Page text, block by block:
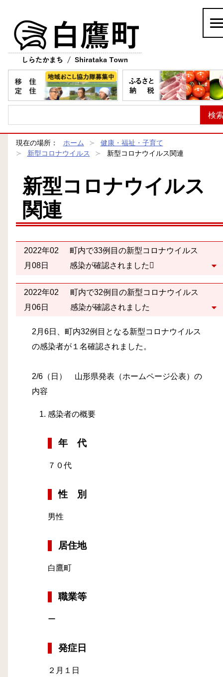
現在の場所： ホーム
健康・福祉・子育て
新型コロナウイルス
新型コロナウイルス関連
新型コロナウイルス
関連
2022年02
月08日
町内で33例目の新型コロナウイルス
感染が確認されました
2022年02
月06日
町内で32例目の新型コロナウイルス
感染が確認されました
2月6日、町内32例目となる新型コロナウイルス
の感染者が１名確認されました。
2/6（日） 山形県発表（ホームページ公表）の
内容
感染者の概要
年 代
７０代
性 別
男性
居住地
白鷹町
職業等
ー
発症日
２月１日